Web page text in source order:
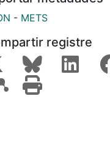
- METS
registre